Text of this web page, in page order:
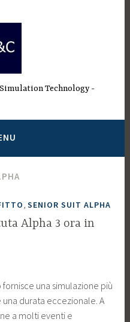
Technology
,SENIOR SUIT ALPHA
Alpha 3 ora in
una simulazione più
durata eccezionale. A
a molti eventi e